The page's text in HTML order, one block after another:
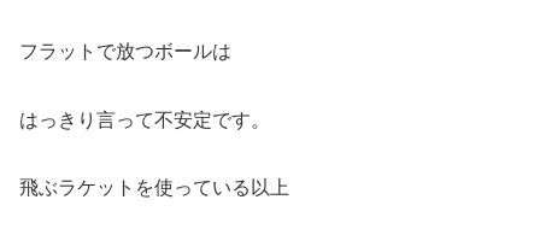
フラットで放つボールは
はっきり言って不安定です。
飛ぶラケットを使っている以上